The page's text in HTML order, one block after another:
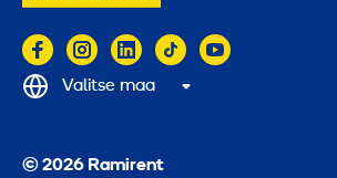
© 2026 Ramirent
Valitse maa